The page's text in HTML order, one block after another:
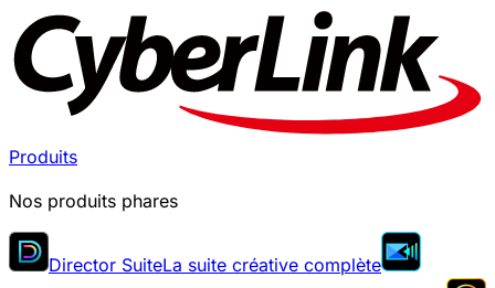
Produits
Nos produits phares
Director SuiteLa suite créative complète